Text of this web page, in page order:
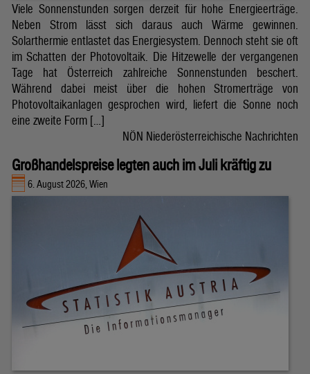
Viele Sonnenstunden sorgen derzeit für hohe Energieerträge.
Neben Strom lässt sich daraus auch Wärme gewinnen.
Solarthermie entlastet das Energiesystem. Dennoch steht sie oft
im Schatten der Photovoltaik. Die Hitzewelle der vergangenen
Tage hat Österreich zahlreiche Sonnenstunden beschert.
Während dabei meist über die hohen Stromerträge von
Photovoltaikanlagen gesprochen wird, liefert die Sonne noch
eine zweite Form […]
NÖN Niederösterreichische Nachrichten
Großhandelspreise legten auch im Juli kräftig zu
6. August 2026, Wien